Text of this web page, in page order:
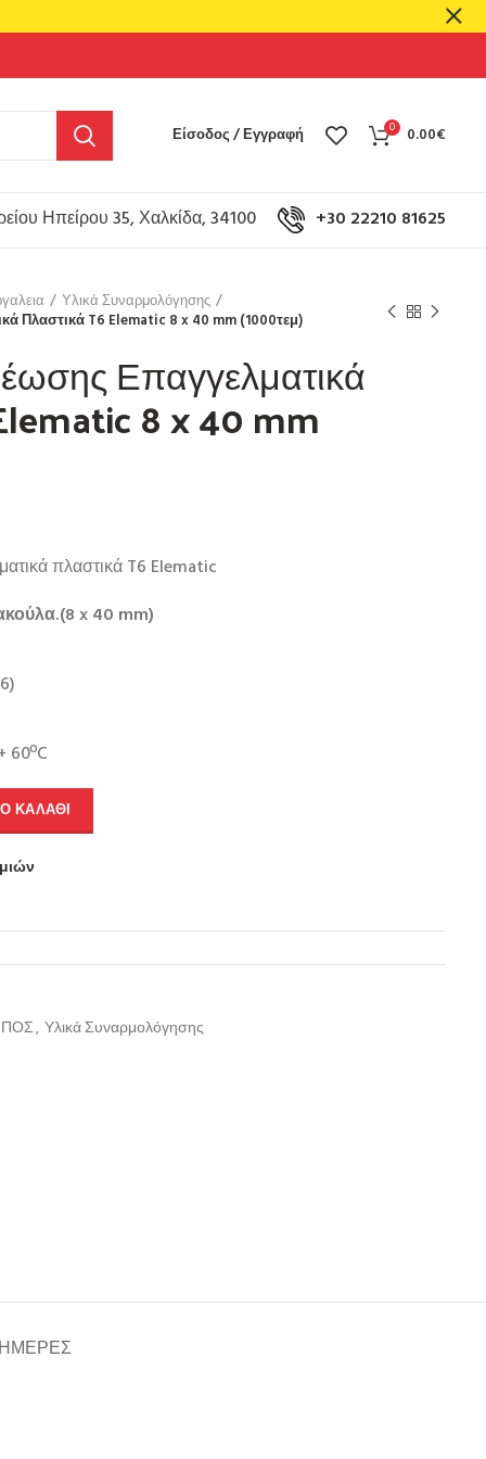
Είσοδος / Εγγραφή 0 0.00€
Ηπείρου 35, Χαλκίδα, 34100 +30 22210 81625
Υλικά Συναρμολόγησης
Πλαστικά T6 Elematic 8 x 40 mm (1000τεμ)
Επαγγελματικά
8 x 40 mm
πλαστικά T6 Elematic
x 40 mm)
60ºC
ΚΑΛΆΘΙ
, Υλικά Συναρμολόγησης